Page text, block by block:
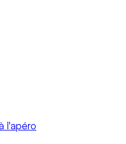
l'apéro